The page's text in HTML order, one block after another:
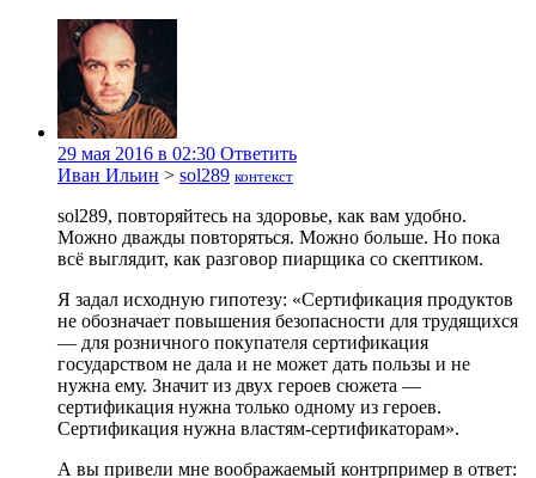
29 мая 2016 в 02:30 Ответить
Иван Ильин > sol289 контекст
sol289, повторяйтесь на здоровье, как вам удобно.
Можно дважды повторяться. Можно больше. Но пока
всё выглядит, как разговор пиарщика со скептиком.
Я задал исходную гипотезу: «Сертификация продуктов
не обозначает повышения безопасности для трудящихся
— для розничного покупателя сертификация
государством не дала и не может дать пользы и не
нужна ему. Значит из двух героев сюжета —
сертификация нужна только одному из героев.
Сертификация нужна властям-сертификаторам».
А вы привели мне воображаемый контрпример в ответ: